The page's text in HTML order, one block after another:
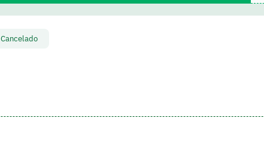
Cancelado